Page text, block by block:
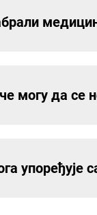
могу да
упоређује